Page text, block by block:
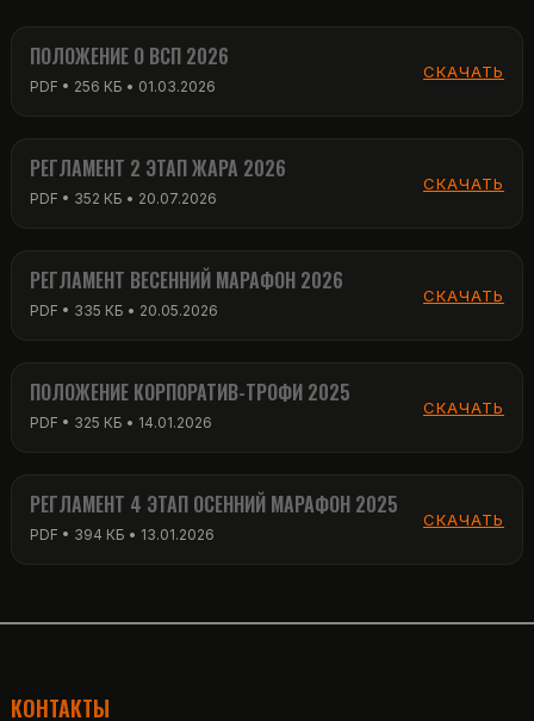
ПОЛОЖЕНИЕ О ВСП 2026
PDF • 256 КБ • 01.03.2026
СКАЧАТЬ
РЕГЛАМЕНТ 2 ЭТАП ЖАРА 2026
PDF • 352 КБ • 20.07.2026
СКАЧАТЬ
РЕГЛАМЕНТ ВЕСЕННИЙ МАРАФОН 2026
PDF • 335 КБ • 20.05.2026
СКАЧАТЬ
ПОЛОЖЕНИЕ КОРПОРАТИВ-ТРОФИ 2025
PDF • 325 КБ • 14.01.2026
СКАЧАТЬ
РЕГЛАМЕНТ 4 ЭТАП ОСЕННИЙ МАРАФОН 2025
PDF • 394 КБ • 13.01.2026
СКАЧАТЬ
КОНТАКТЫ